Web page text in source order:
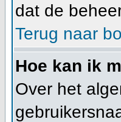
dat de
Terug naar
Hoe kan ik
Over het